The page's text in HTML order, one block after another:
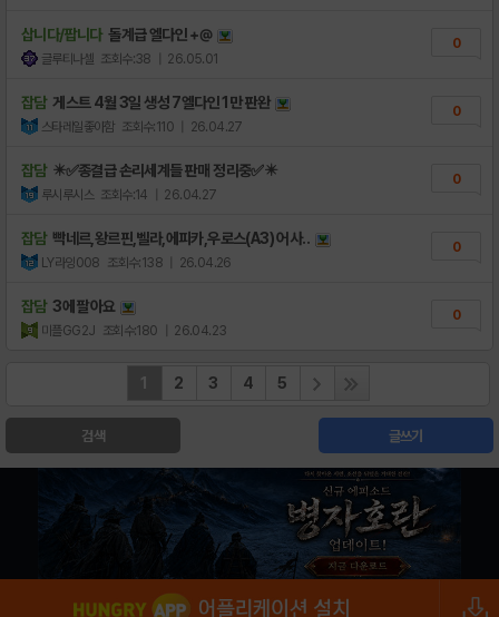
삽니다/팝니다 돌계급 엘다인 +@
글루티나셀 조회수:38 | 26.05.01
0
잡담 게스트 4월 3일 생성 7엘다인 1만 판완
스타레일좋아함 조회수:110 | 26.04.27
0
잡담 ✴️✅종결급 손리세계들 판매 정리중✅✴️
루시루시스 조회수:14 | 26.04.27
0
잡담 빡네르,왕르핀,벨라,에피카,우로스(A3) 어사..
LY라잉008 조회수:138 | 26.04.26
0
잡담 3에 팔아요
미플GG2J 조회수:180 | 26.04.23
0
1 2 3 4 5
검색 글쓰기